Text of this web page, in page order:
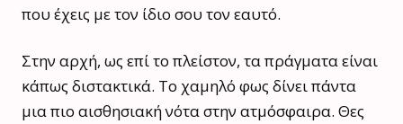
που έχεις με τον ίδιο σου τον εαυτό.
Στην αρχή, ως επί το πλείστον, τα πράγματα είναι
κάπως διστακτικά. Το χαμηλό φως δίνει πάντα
μια πιο αισθησιακή νότα στην ατμόσφαιρα. Θες